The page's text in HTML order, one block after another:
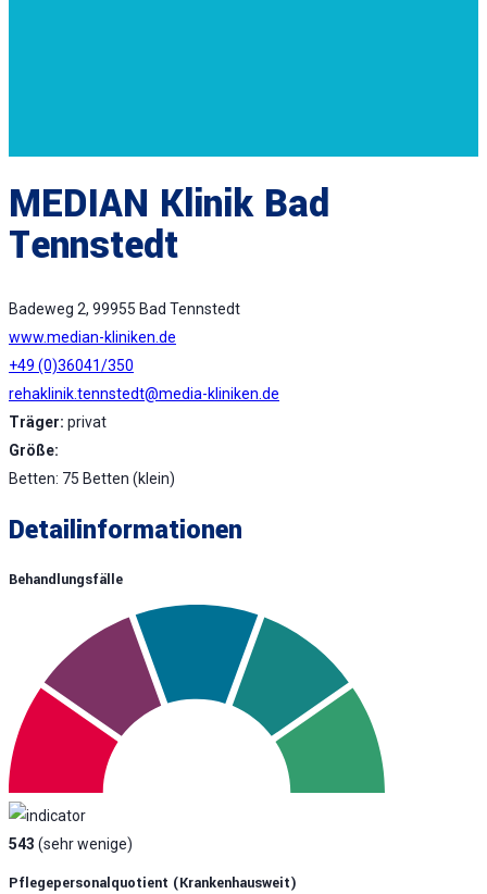
MEDIAN Klinik Bad
Tennstedt
Badeweg 2, 99955 Bad Tennstedt
www.median-kliniken.de
+49 (0)36041/350
rehaklinik.tennstedt@media-kliniken.de
Träger: privat
Größe:
Betten: 75 Betten (klein)
Detailinformationen
Behandlungsfälle
543 (sehr wenige)
Pflegepersonalquotient (krankenhausweit)